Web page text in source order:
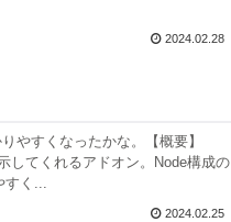
2024.02.28
やすくなったかな。【概要】
してくれるアドオン。Node構成の
く...
2024.02.25